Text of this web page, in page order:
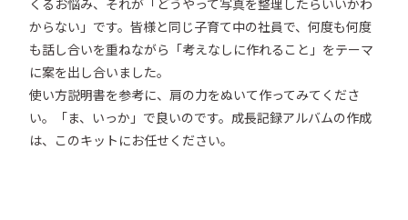
くるお悩み、それが「どうやって写真を整理したらいいかわ
からない」です。皆様と同じ子育て中の社員で、何度も何度
も話し合いを重ねながら「考えなしに作れること」をテーマ
に案を出し合いました。
使い方説明書を参考に、肩の力をぬいて作ってみてくださ
い。「ま、いっか」で良いのです。成長記録アルバムの作成
は、このキットにお任せください。